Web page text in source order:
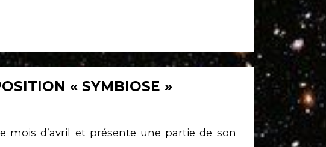
« SYMBIOSE »
mois d’avril et présente une partie de son